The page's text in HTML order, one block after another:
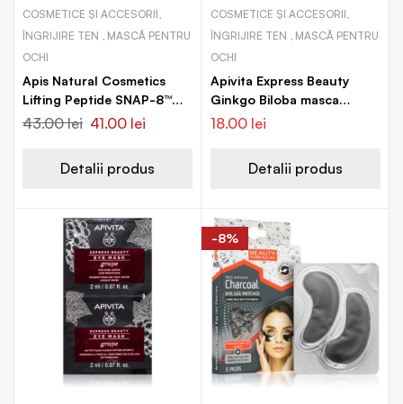
COSMETICE ȘI ACCESORII,
ÎNGRIJIRE TEN , MASCĂ PENTRU
OCHI
Apis Natural Cosmetics
Lifting Peptide SNAP-8™
mască pentru ochi, cu
43.00lei 41.00 lei
Detalii produs
COSMETICE ȘI ACCESORII,
ÎNGRIJIRE TEN , MASCĂ PENTRU
OCHI
Apivita Express Beauty
Ginkgo Biloba masca
pentru ochi împotriva
18.00 lei
Detalii produs
-8%